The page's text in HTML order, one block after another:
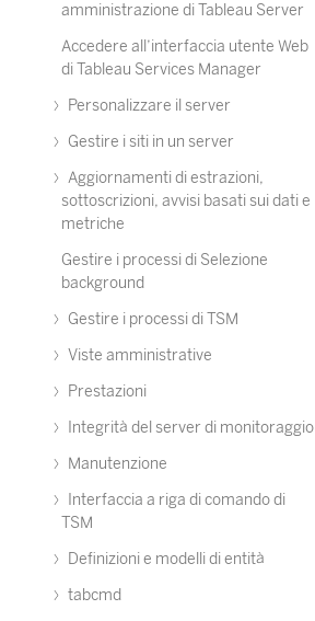
amministrazione di Tableau Server
Accedere all’interfaccia utente Web
di Tableau Services Manager
Personalizzare il server
Gestire i siti in un server
Aggiornamenti di estrazioni,
sottoscrizioni, avvisi basati sui dati e
metriche
Gestire i processi di Selezione
background
Gestire i processi di TSM
Viste amministrative
Prestazioni
Integrità del server di monitoraggio
Manutenzione
Interfaccia a riga di comando di
TSM
Definizioni e modelli di entità
tabcmd